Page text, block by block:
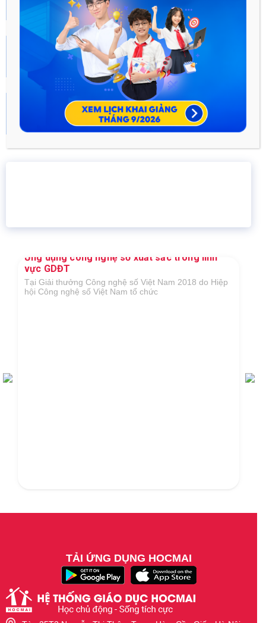
Tháng Sáu 16, 2022
Những câu hỏi thường gặp khi ôn thi ĐGNL
ĐHQGHN 2023...
Tháng Mười Một 24, 2022
Hướng dẫn Ôn luyện kiến thức thi ĐGNL HSA
2023 theo...
Tháng Mười Một 24, 2022
Ứng dụng công nghệ số xuất sắc trong lĩnh
vực GDĐT
Tại Giải thưởng Công nghệ số Việt Nam 2018 do Hiệp
hội Công nghệ số Việt Nam tổ chức
TẢI ỨNG DỤNG HOCMAI